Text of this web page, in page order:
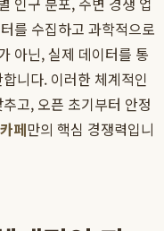
를 수집하고 과학적으로
아닌, 실제 데이터를 통
니다. 이러한 체계적인
고, 오픈 초기부터 안정
페만의 핵심 경쟁력입니